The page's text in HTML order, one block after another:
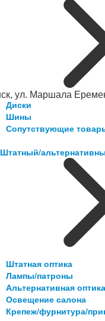
ул. Маршала
Диски
Шины
Сопутствующие
Штатный/
Штатная оптика
Лампы/патроны
Альтернативная
Освещение салона
Крепеж/фурнитура/